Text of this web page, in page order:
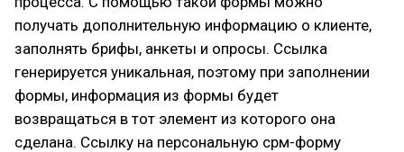
получать дополнительную информацию о клиенте,
заполнять брифы, анкеты и опросы. Ссылка
генерируется уникальная, поэтому при заполнении
формы, информация из формы будет
возвращаться в тот элемент из которого она
сделана. Ссылку на персональную срм-форму